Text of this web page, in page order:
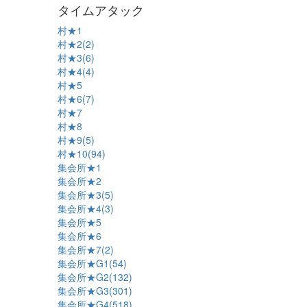
タイムアタック
村★1
村★2(2)
村★3(6)
村★4(4)
村★5
村★6(7)
村★7
村★8
村★9(5)
村★10(94)
集会所★1
集会所★2
集会所★3(5)
集会所★4(3)
集会所★5
集会所★6
集会所★7(2)
集会所★G1(54)
集会所★G2(132)
集会所★G3(301)
集会所★G4(518)